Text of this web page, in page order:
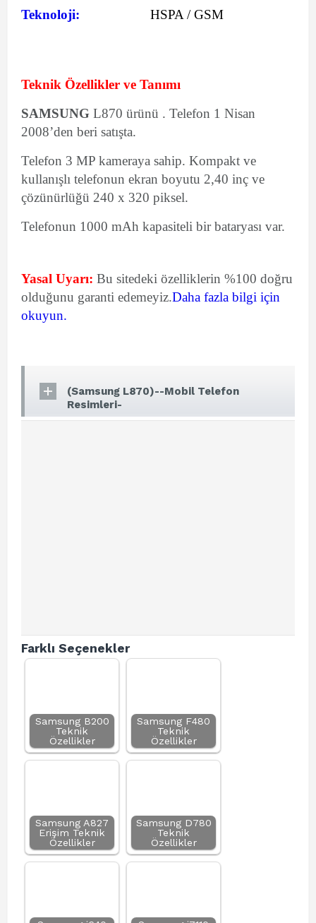
Teknoloji: HSPA / GSM
Teknik Özellikler ve Tanımı
SAMSUNG L870 ürünü . Telefon 1 Nisan
2008’den beri satışta.
Telefon 3 MP kameraya sahip. Kompakt ve
kullanışlı telefonun ekran boyutu 2,40 inç ve
çözünürlüğü 240 x 320 piksel.
Telefonun 1000 mAh kapasiteli bir bataryası var.
Yasal Uyarı: Bu sitedeki özelliklerin %100 doğru
olduğunu garanti edemeyiz.Daha fazla bilgi için
okuyun.
(Samsung L870)--Mobil Telefon
Resimleri-
Farklı Seçenekler
Samsung B200
Teknik
Özellikler
Samsung F480
Teknik
Özellikler
Samsung A827
Erişim Teknik
Özellikler
Samsung D780
Teknik
Özellikler